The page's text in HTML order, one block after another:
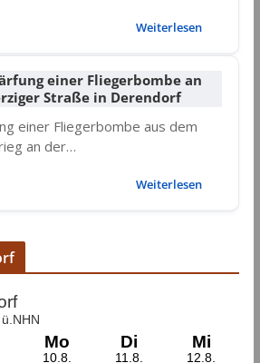
Weiterlesen
einer Fliegerbombe an
Straße in Derendorf
einer Fliegerbombe aus dem
an der…
Weiterlesen